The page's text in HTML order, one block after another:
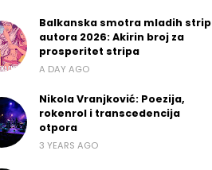
Balkanska smotra mladih strip
autora 2026: Akirin broj za
prosperitet stripa
A DAY AGO
Nikola Vranjković: Poezija,
rokenrol i transcedencija
otpora
3 YEARS AGO